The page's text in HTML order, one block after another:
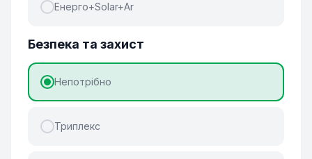
Енерго+Solar+Ar
Безпека та захист
Непотрібно
Триплекс